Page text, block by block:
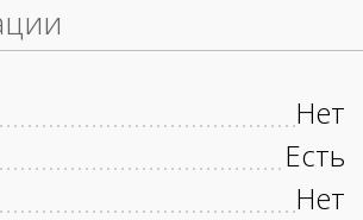
Нет
Есть
Нет